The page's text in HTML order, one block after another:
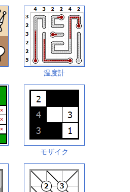
温度計
モザイク